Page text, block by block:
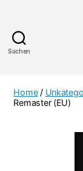
Suchen
Home/
Remaster (EU)